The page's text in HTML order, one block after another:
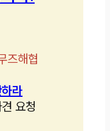
즈해협
라
요청